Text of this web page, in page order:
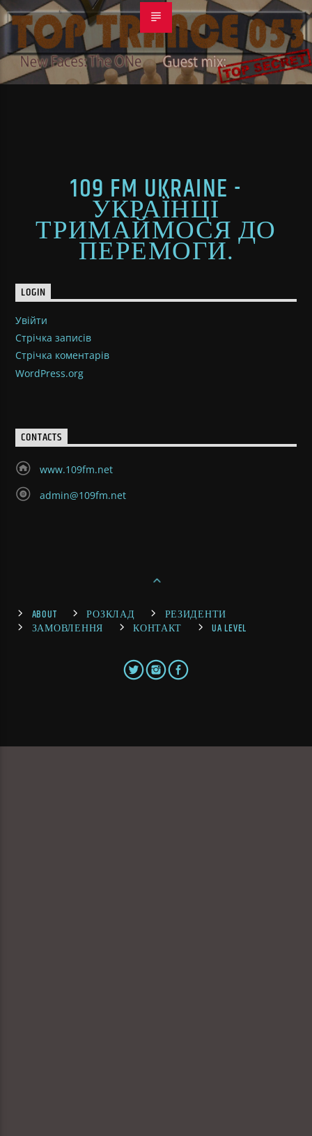
109 FM UKRAINE -
УКРАЇНЦІ
ТРИМАЙМОСЯ ДО
ПЕРЕМОГИ.
LOGIN
Увійти
Стрічка записів
Стрічка коментарів
WordPress.org
CONTACTS
www.109fm.net
admin@109fm.net
ABOUT РОЗКЛАД
РЕЗИДЕНТИ
ЗАМОВЛЕННЯ
КОНТАКТ UA LEVEL